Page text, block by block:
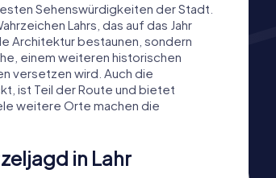
Sehenswürdigkeiten der Stadt.
Lahrs, das auf das Jahr
Architektur bestaunen, sondern
einem weiteren historischen
versetzen wird. Auch die
ist Teil der Route und bietet
weitere Orte machen die
in Lahr